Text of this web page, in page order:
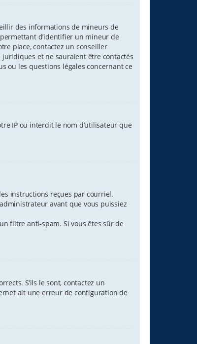
des informations de mineurs de
d’identifier un mineur de
place, contactez un conseiller
et ne sauraient être contactés
ou les questions légales concernant ce
IP ou interdit le nom d’utilisateur que
instructions reçues par courriel.
avant que vous puissiez
filtre anti-spam. Si vous êtes sûr de
S’ils le sont, contactez un
ait une erreur de configuration de